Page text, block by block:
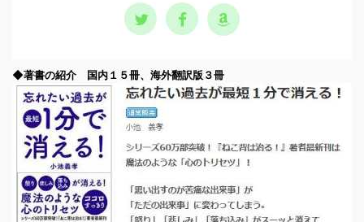
◆著書の紹介 国内１５冊、海外翻訳版３冊